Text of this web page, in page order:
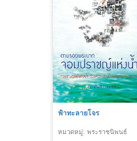
ฟ้าทะลายโจร
หมวดหมู่: พระราชนิพนธ์